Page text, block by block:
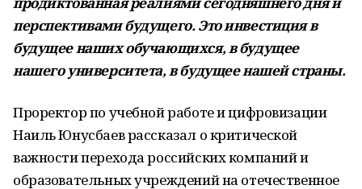
перспективами будущего. Это инвестиция в
будущее наших обучающихся, в будущее
нашего университета, в будущее нашей страны.
Проректор по учебной работе и цифровизации
Наиль Юнусбаев рассказал о критической
важности перехода российских компаний и
образовательных учреждений на отечественное